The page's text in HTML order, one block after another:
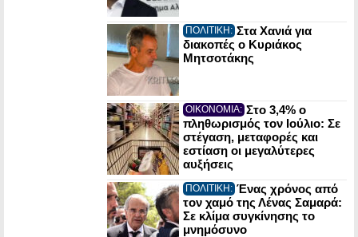
ΠΟΛΙΤΙΚΗ: Στα Χανιά για
διακοπές ο Κυριάκος
Μητσοτάκης
ΟΙΚΟΝΟΜΙΑ: Στο 3,4% ο
πληθωρισμός τον Ιούλιο: Σε
στέγαση, μεταφορές και
εστίαση οι μεγαλύτερες
αυξήσεις
ΠΟΛΙΤΙΚΗ: Ένας χρόνος από
τον χαμό της Λένας Σαμαρά:
Σε κλίμα συγκίνησης το
μνημόσυνο